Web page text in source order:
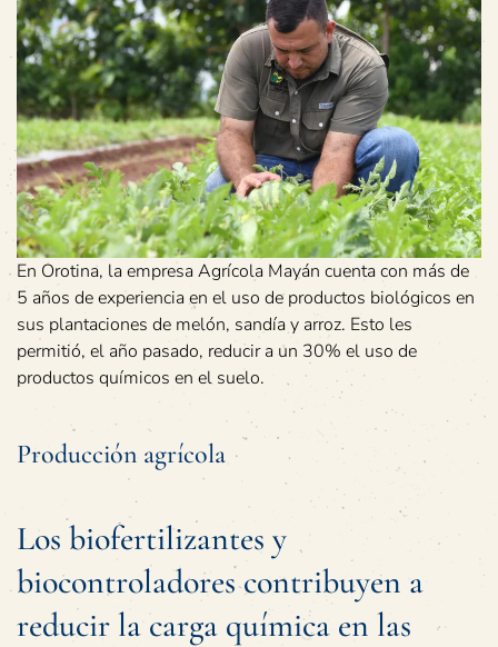
En Orotina, la empresa Agrícola Mayán cuenta con más de
5 años de experiencia en el uso de productos biológicos en
sus plantaciones de melón, sandía y arroz. Esto les
permitió, el año pasado, reducir a un 30% el uso de
productos químicos en el suelo.
Producción agrícola
Los biofertilizantes y
biocontroladores contribuyen a
reducir la carga química en las